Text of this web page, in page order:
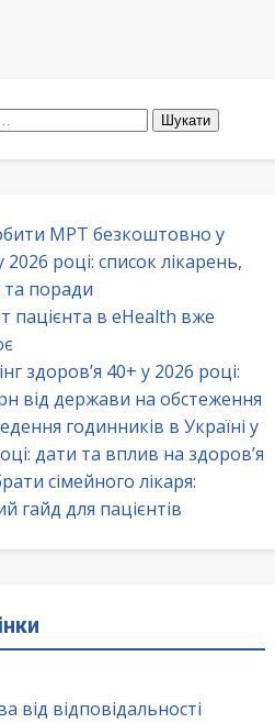
МРТ безкоштовно у
2026 році: список лікарень,
поради
пацієнта в eHealth вже
здоров’я 40+ у 2026 році:
від держави на обстеження
годинників в Україні у
дати та вплив на здоров’я
сімейного лікаря:
гайд для пацієнтів
від відповідальності